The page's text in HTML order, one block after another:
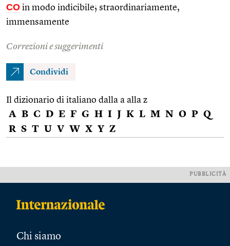
CO in modo indicibile; straordinariamente,
immensamente
Correzioni e suggerimenti
Condividi
Il dizionario di italiano dalla a alla z
A B C D E F G H I J K L M N O P Q
R S T U V W X Y Z
PUBBLICITÀ
Chi siamo